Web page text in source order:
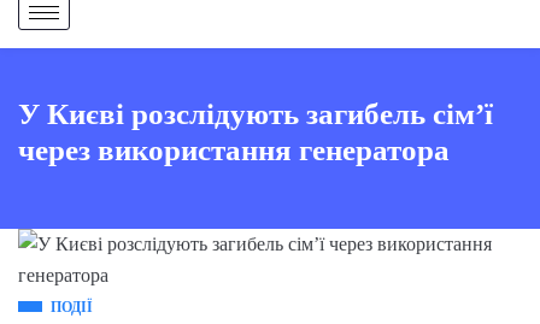
У Києві розслідують загибель сім’ї
через використання генератора
ПОДІЇ